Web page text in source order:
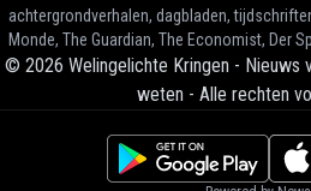
achtergrondverhalen, dagbladen,
Monde, The Guardian, The Economist, Der
© 2026 Welingelichte Kringen - Nieuws
weten - Alle rechten